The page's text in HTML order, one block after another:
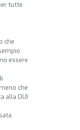
tutte
che
essere
che
alla DUI